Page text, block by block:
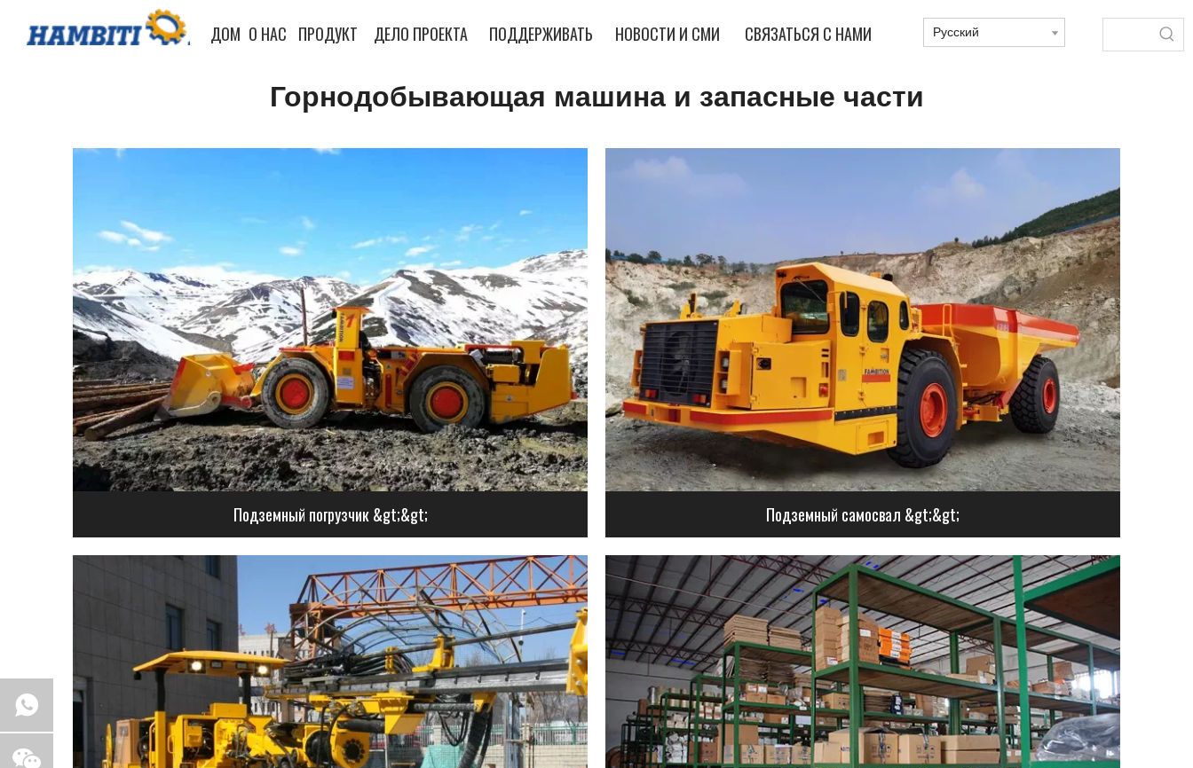
ДОМ О НАС ПРОДУКТ ДЕЛО ПРОЕКТА ПОДДЕРЖИВАТЬ НОВОСТИ И СМИ СВЯЗАТЬСЯ С НАМИ Pусский
Горнодобывающая машина и запасные части
Подземный погрузчик &gt;&gt; Подземный самосвал &gt;&gt;